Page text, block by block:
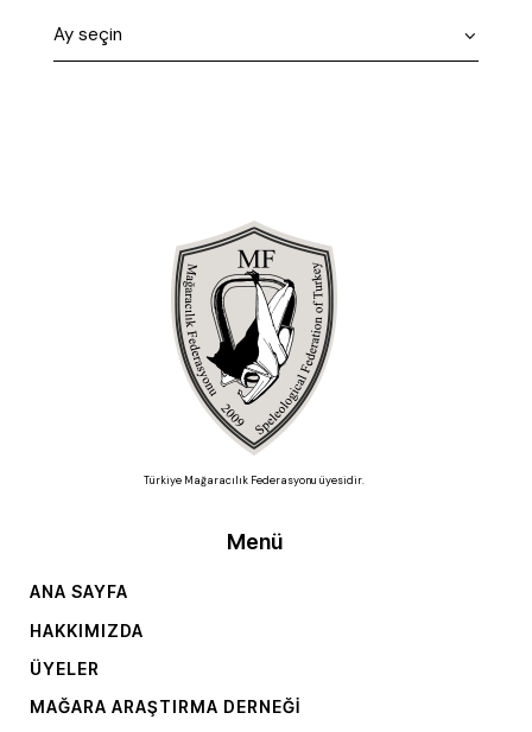
Türkiye Mağaracılık Federasyonu üyesidir.
Menü
ANA SAYFA
HAKKIMIZDA
ÜYELER
MAĞARA ARAŞTIRMA DERNEĞI